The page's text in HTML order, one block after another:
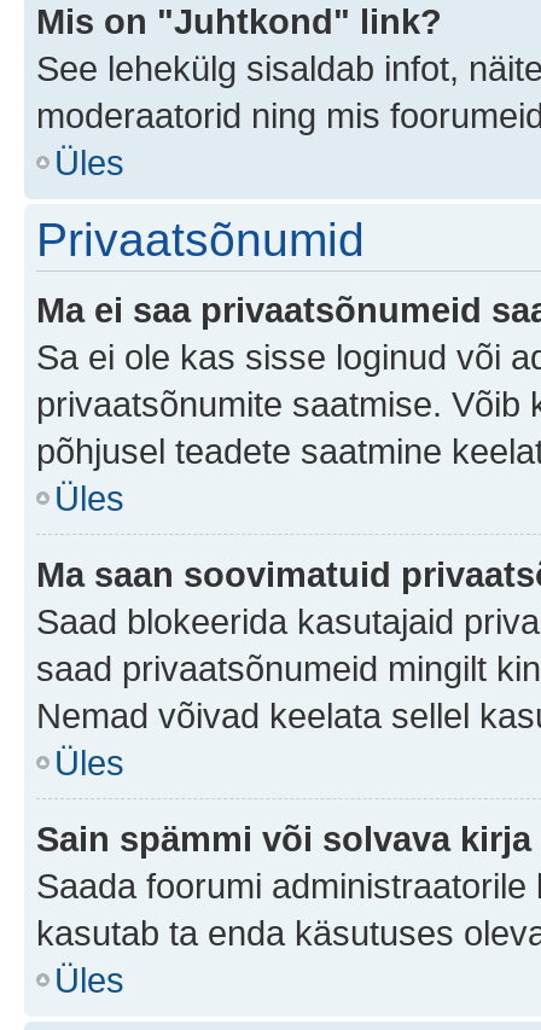
Mis on "Juhtkond" link?
See lehekülg sisaldab infot,
moderaatorid ning mis
Üles
Privaatsõnumid
Ma ei saa privaatsõnumeid
Sa ei ole kas sisse loginud või
privaatsõnumite saatmise. Võib
põhjusel teadete saatmine
Üles
Ma saan soovimatuid
Saad blokeerida kasutajaid
saad privaatsõnumeid mingilt
Nemad võivad keelata sellel
Üles
Sain spämmi või solvava
Saada foorumi
kasutab ta enda käsutuses
Üles